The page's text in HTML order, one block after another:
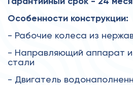
Особенности конструкции:
- Рабочие колеса из
- Направляющий аппарат
стали
- Двигатель